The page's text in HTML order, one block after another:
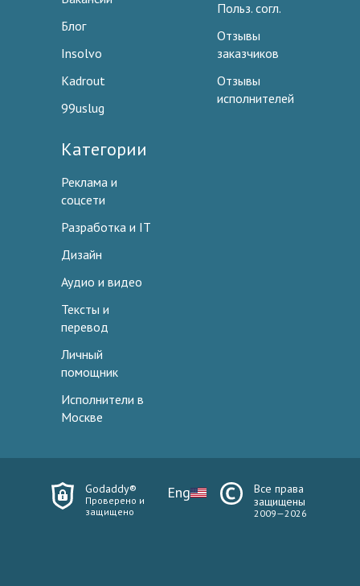
Блог
Insolvo
Kadrout
99uslug
Польз. согл.
Отзывы
заказчиков
Отзывы
исполнителей
Категории
Реклама и
соцсети
Разработка и IT
Дизайн
Аудио и видео
Тексты и
перевод
Личный
помощник
Исполнители в
Москве
Godaddy®
Проверено и
защищено
Eng
Все права
защищены
2009—2026